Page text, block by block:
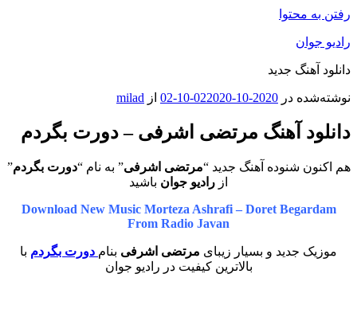
رفتن به محتوا
رادیو جوان
دانلود آهنگ جدید
نوشته‌شده در 2020-10-02
2020-10-02 از milad
دانلود آهنگ مرتضی اشرفی – دورت بگردم
هم اکنون شنوده آهنگ جدید “مرتضی اشرفی” به نام “دورت بگردم”
از رادیو جوان باشید
Download New Music Morteza Ashrafi – Doret Begardam
From Radio Javan
موزیک جدید و بسیار زیبای مرتضی اشرفی بنام دورت بگردم با
بالاترین کیفیت در رادیو جوان